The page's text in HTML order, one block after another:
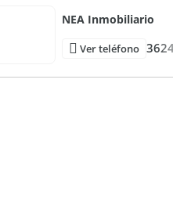
NEA Inmobiliario
Ver teléfono